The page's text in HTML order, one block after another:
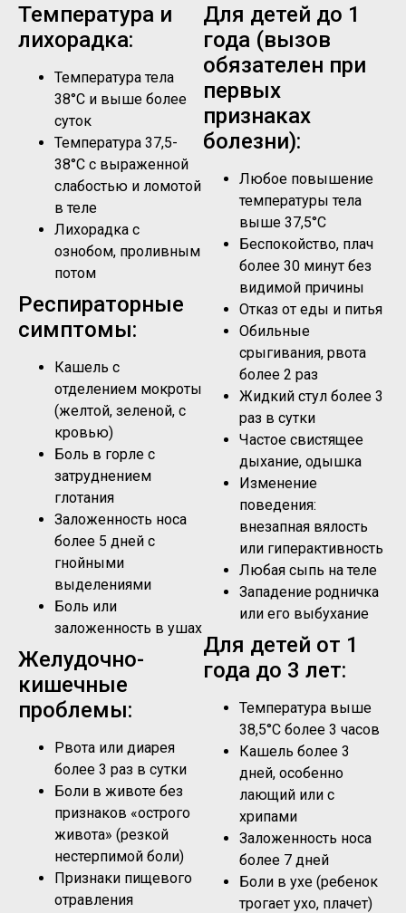
Температура и
лихорадка:
Температура тела
38°C и выше более
суток
Температура 37,5-
38°C с выраженной
слабостью и ломотой
в теле
Лихорадка с
ознобом, проливным
потом
Респираторные
симптомы:
Кашель с
отделением мокроты
(желтой, зеленой, с
кровью)
Боль в горле с
затруднением
глотания
Заложенность носа
более 5 дней с
гнойными
выделениями
Боль или
заложенность в ушах
Желудочно-
кишечные
проблемы:
Рвота или диарея
более 3 раз в сутки
Боли в животе без
признаков «острого
живота» (резкой
нестерпимой боли)
Признаки пищевого
отравления
Для детей до 1
года (вызов
обязателен при
первых
признаках
болезни):
Любое повышение
температуры тела
выше 37,5°C
Беспокойство, плач
более 30 минут без
видимой причины
Отказ от еды и питья
Обильные
срыгивания, рвота
более 2 раз
Жидкий стул более 3
раз в сутки
Частое свистящее
дыхание, одышка
Изменение
поведения:
внезапная вялость
или гиперактивность
Любая сыпь на теле
Западение родничка
или его выбухание
Для детей от 1
года до 3 лет:
Температура выше
38,5°C более 3 часов
Кашель более 3
дней, особенно
лающий или с
хрипами
Заложенность носа
более 7 дней
Боли в ухе (ребенок
трогает ухо, плачет)